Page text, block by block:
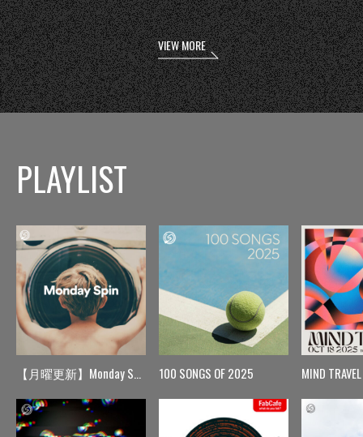
VIEW MORE
PLAYLIST
【月曜更新】Monday Spin 100 SONGS OF 2025 MIND TRAVEL